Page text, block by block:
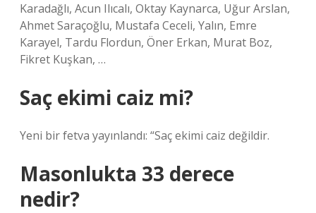
Karadağlı, Acun Ilıcalı, Oktay Kaynarca, Uğur Arslan,
Ahmet Saraçoğlu, Mustafa Ceceli, Yalın, Emre
Karayel, Tardu Flordun, Öner Erkan, Murat Boz,
Fikret Kuşkan, …
Saç ekimi caiz mi?
Yeni bir fetva yayınlandı: “Saç ekimi caiz değildir.
Masonlukta 33 derece
nedir?